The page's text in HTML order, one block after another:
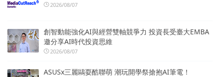
2026/08/07
創智動能強化AI與經營雙軸競爭力 投資長受臺大EMBA
邀分享AI時代投資思維
2026/08/07
ASUSx三麗鷗耍酷聯萌 潮玩開學祭搶抱AI筆電！